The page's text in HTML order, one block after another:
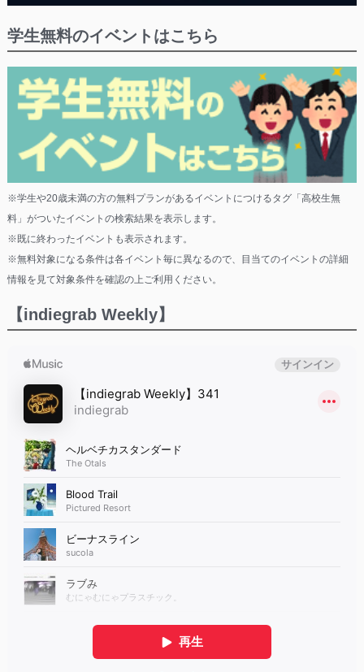
学生無料のイベントはこちら
※学生や20歳未満の方の無料プランがあるイベントにつけるタグ「高校生無
料」がついたイベントの検索結果を表示します。
※既に終わったイベントも表示されます。
※無料対象になる条件は各イベント毎に異なるので、目当てのイベントの詳細
情報を見て対象条件を確認の上ご利用ください。
【indiegrab Weekly】